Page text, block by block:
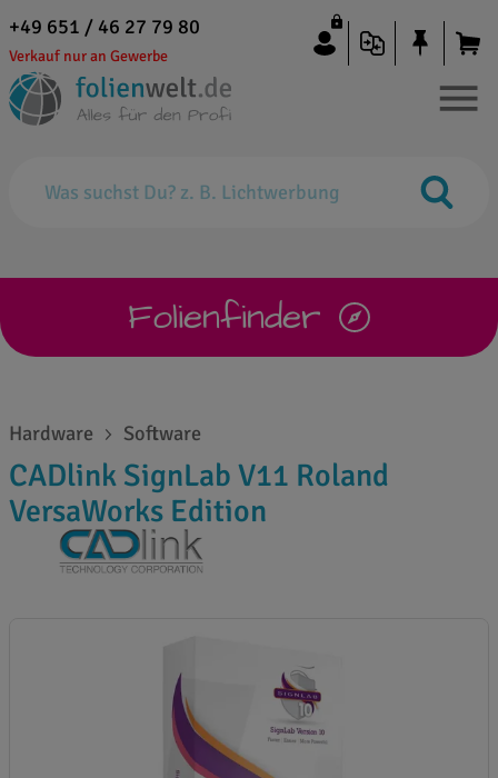
+49 651 / 46 27 79 80
Verkauf nur an Gewerbe
Folienfinder
Hardware Software
CADlink SignLab V11 Roland
VersaWorks Edition